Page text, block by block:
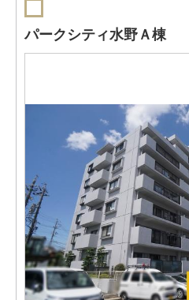
パークシティ水野Ａ棟